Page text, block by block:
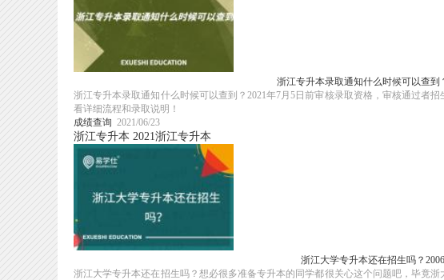
浙江专升本录取通知什么时候可以查到
浙江专升本录取通知什么时候可以查到？2021年7月5日前审核录取资格，审核通过者
看详细流程和录取说明！
成绩查询 2021/06/23
浙江专升本 2021浙江专升本
浙江大学专升本还在招生吗？
浙江大学专升本还在招生吗？想必很多准备专升本的同学都很关心这个问题吧，毕竟